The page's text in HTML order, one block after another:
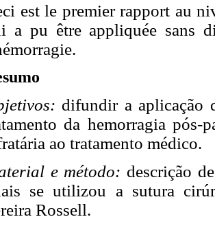
est le premier rapport au
a pu être appliquée sans
difundir a aplicação
da hemorragia pós-
ao tratamento médico.
e método: descrição
se utilizou a sutura
Rossell.